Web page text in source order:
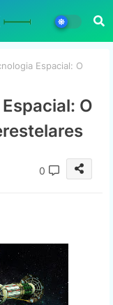
Espacial: O
O
0